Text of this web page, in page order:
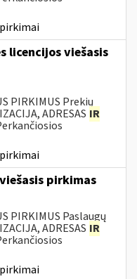
licencijos viešasis
PIRKIMUS Prekių
ADRESAS IR
pirkimas
PIRKIMUS Paslaugų
ADRESAS IR